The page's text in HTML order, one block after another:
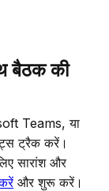
बैठक की
Teams, या
ट्रैक करें।
सारांश और
और शुरू करें।